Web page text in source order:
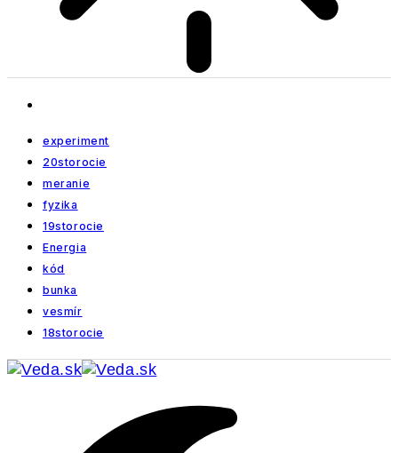
experiment
20storocie
meranie
fyzika
19storocie
Energia
kód
bunka
vesmír
18storocie